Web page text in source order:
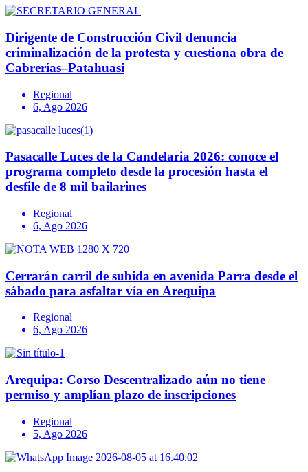
Dirigente de Construcción Civil denuncia
criminalización de la protesta y cuestiona obra de
Cabrerías–Patahuasi
Regional
6, Ago 2026
Pasacalle Luces de la Candelaria 2026: conoce el
programa completo desde la procesión hasta el
desfile de 8 mil bailarines
Regional
6, Ago 2026
Cerrarán carril de subida en avenida Parra desde el
sábado para asfaltar vía en Arequipa
Regional
6, Ago 2026
Arequipa: Corso Descentralizado aún no tiene
permiso y amplían plazo de inscripciones
Regional
5, Ago 2026